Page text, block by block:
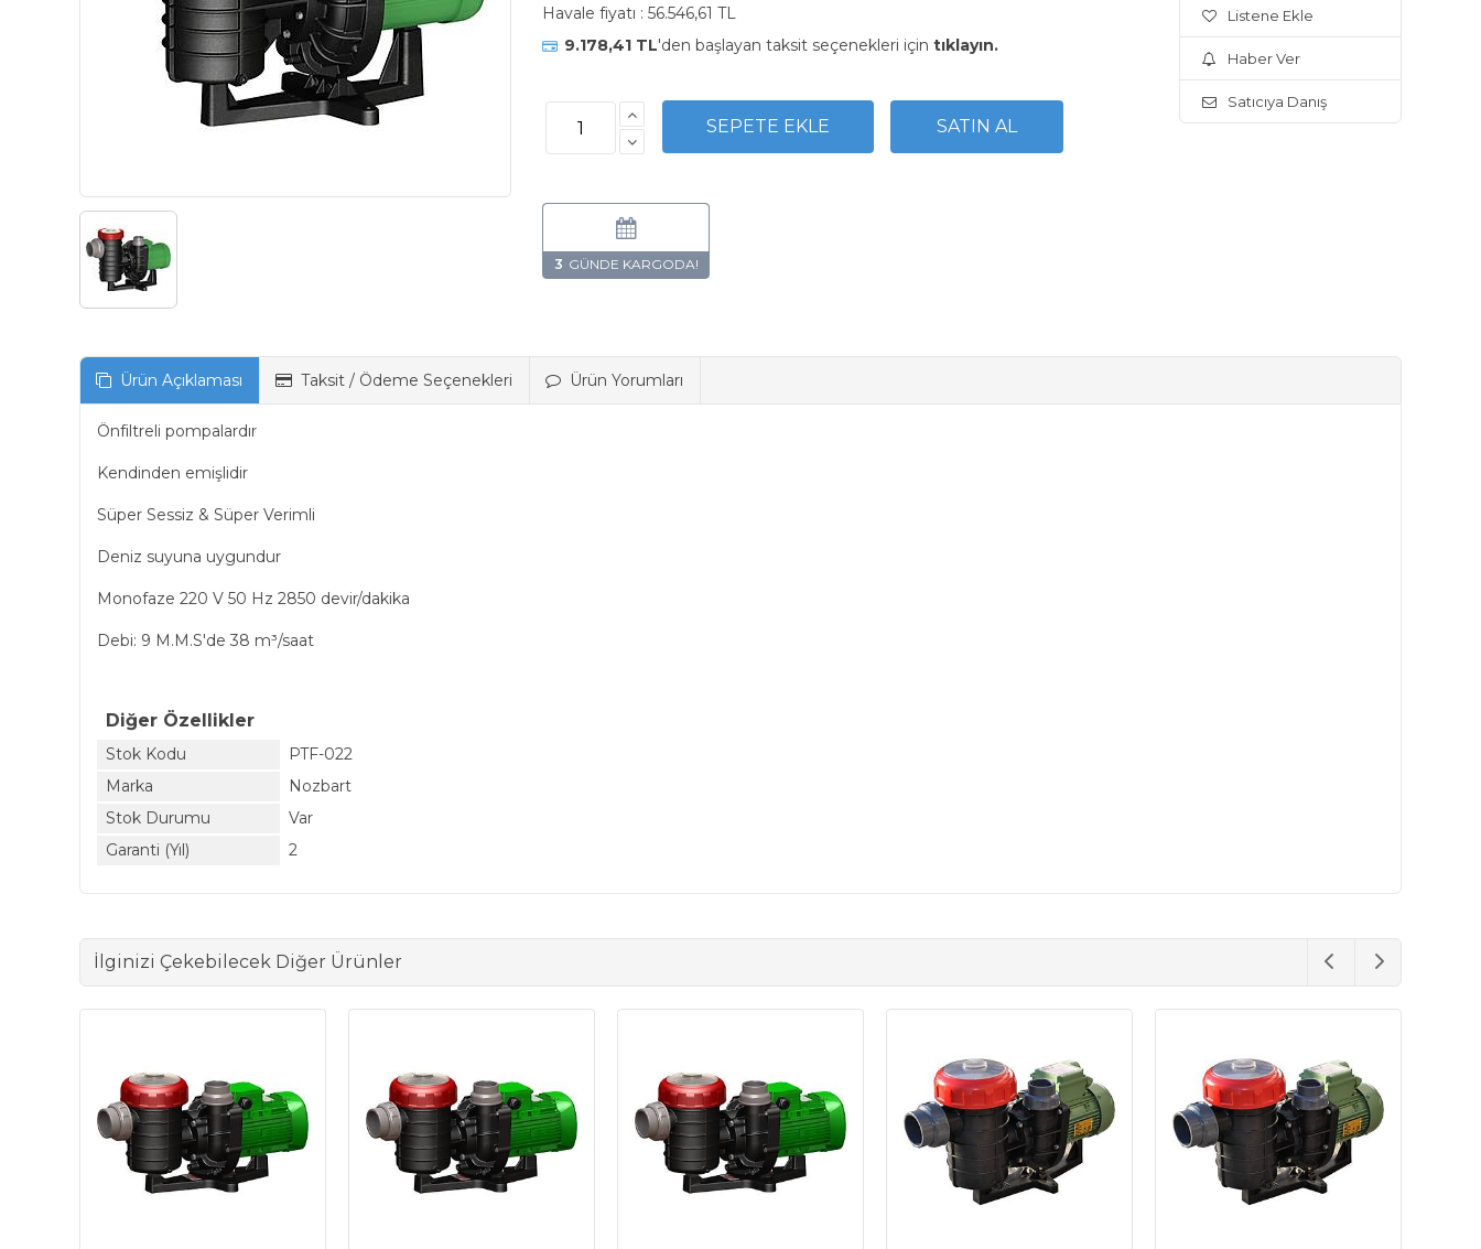
Havale fiyatı : 56.546,61 TL
9.178,41 TL'den başlayan taksit seçenekleri için tıklayın.
3
Listene Ekle
Haber Ver
Satıcıya Danış
Ürün Açıklaması Taksit / Ödeme Seçenekleri Ürün Yorumları
Önfiltreli pompalardır
Kendinden emişlidir
Süper Sessiz & Süper Verimli
Deniz suyuna uygundur
Monofaze 220 V 50 Hz 2850 devir/dakika
Debi: 9 M.M.S'de 38 m³/saat
Diğer Özellikler
Stok Kodu
PTF-022
Marka
Nozbart
Stok Durumu
Var
Garanti (Yıl)
2
İlginizi Çekebilecek Diğer Ürünler